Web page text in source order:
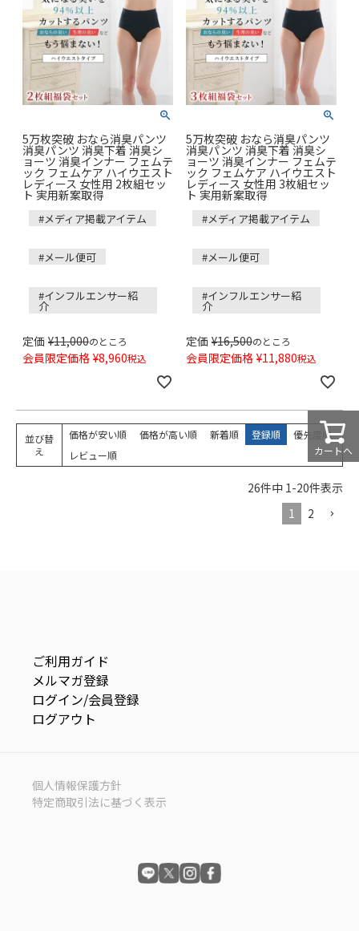
5万枚突破 おなら消臭パンツ
消臭パンツ 消臭下着 消臭シ
ョーツ 消臭インナー フェムテ
ック フェムケア ハイウエスト
レディース 女性用 2枚組セッ
ト 実用新案取得
#メディア掲載アイテム
#メール便可
#インフルエンサー紹
介
定価 ¥11,000のところ
会員限定価格 ¥8,960税込
5万枚突破 おなら消臭パンツ
消臭パンツ 消臭下着 消臭シ
ョーツ 消臭インナー フェムテ
ック フェムケア ハイウエスト
レディース 女性用 3枚組セッ
ト 実用新案取得
#メディア掲載アイテム
#メール便可
#インフルエンサー紹
介
定価 ¥16,500のところ
会員限定価格 ¥11,880税込
並び替
え
価格が安い順 価格が高い順 新着順 登録順
優先度順
レビュー順
26件中 1-20件表示
1
2
カートへ
ご利用ガイド
メルマガ登録
ログイン/会員登録
ログアウト
個人情報保護方針
特定商取引法に基づく表示